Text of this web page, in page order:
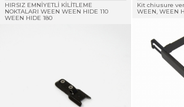
HIRSIZ EMNİYETLİ KİLİTLEME
NOKTALARI WEEN WEEN HIDE 110
WEEN HIDE 180
Kit chiusure
WEEN, WEEN